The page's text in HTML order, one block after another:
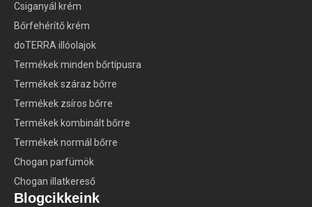
Csiganyál krém
Bőrfehérítő krém
doTERRA illóolajok
Termékek minden bőrtípusra
Termékek száraz bőrre
Termékek zsíros bőrre
Termékek kombinált bőrre
Termékek normál bőrre
Chogan parfümök
Chogan illatkereső
Blogcikkeink